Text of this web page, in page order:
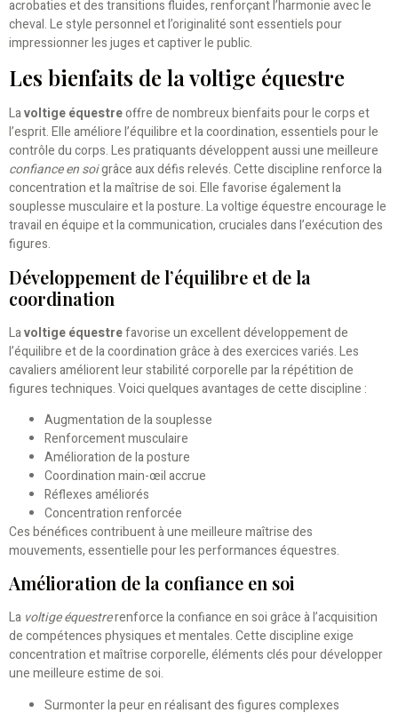
acrobaties et des transitions fluides, renforçant l’harmonie avec le
cheval. Le style personnel et l’originalité sont essentiels pour
impressionner les juges et captiver le public.
Les bienfaits de la voltige équestre
Lavoltige équestreoffre de nombreux bienfaits pour le corps et
l’esprit. Elle améliore l’équilibre et la coordination, essentiels pour le
contrôle du corps. Les pratiquants développent aussi une meilleure
confiance en soigrâce aux défis relevés. Cette discipline renforce la
concentration et la maîtrise de soi. Elle favorise également la
souplesse musculaire et la posture. La voltige équestre encourage le
travail en équipe et la communication, cruciales dans l’exécution des
figures.
Développement de l’équilibre et de la
coordination
Lavoltige équestrefavorise un excellent développement de
l’équilibre et de la coordination grâce à des exercices variés. Les
cavaliers améliorent leur stabilité corporelle par la répétition de
figures techniques. Voici quelques avantages de cette discipline :
Augmentation de la souplesse
Renforcement musculaire
Amélioration de la posture
Coordination main-œil accrue
Réflexes améliorés
Concentration renforcée
Ces bénéfices contribuent à une meilleure maîtrise des
mouvements, essentielle pour les performances équestres.
Amélioration de la confiance en soi
La voltige équestrerenforce la confiance en soi grâce à l’acquisition
de compétences physiques et mentales. Cette discipline exige
concentration et maîtrise corporelle, éléments clés pour développer
une meilleure estime de soi.
Surmonter la peur en réalisant des figures complexes